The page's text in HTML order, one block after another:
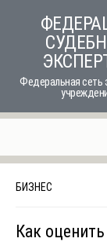
Федеральная сеть
БИЗНЕС
Как